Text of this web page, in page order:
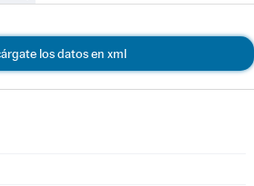
los datos en xml